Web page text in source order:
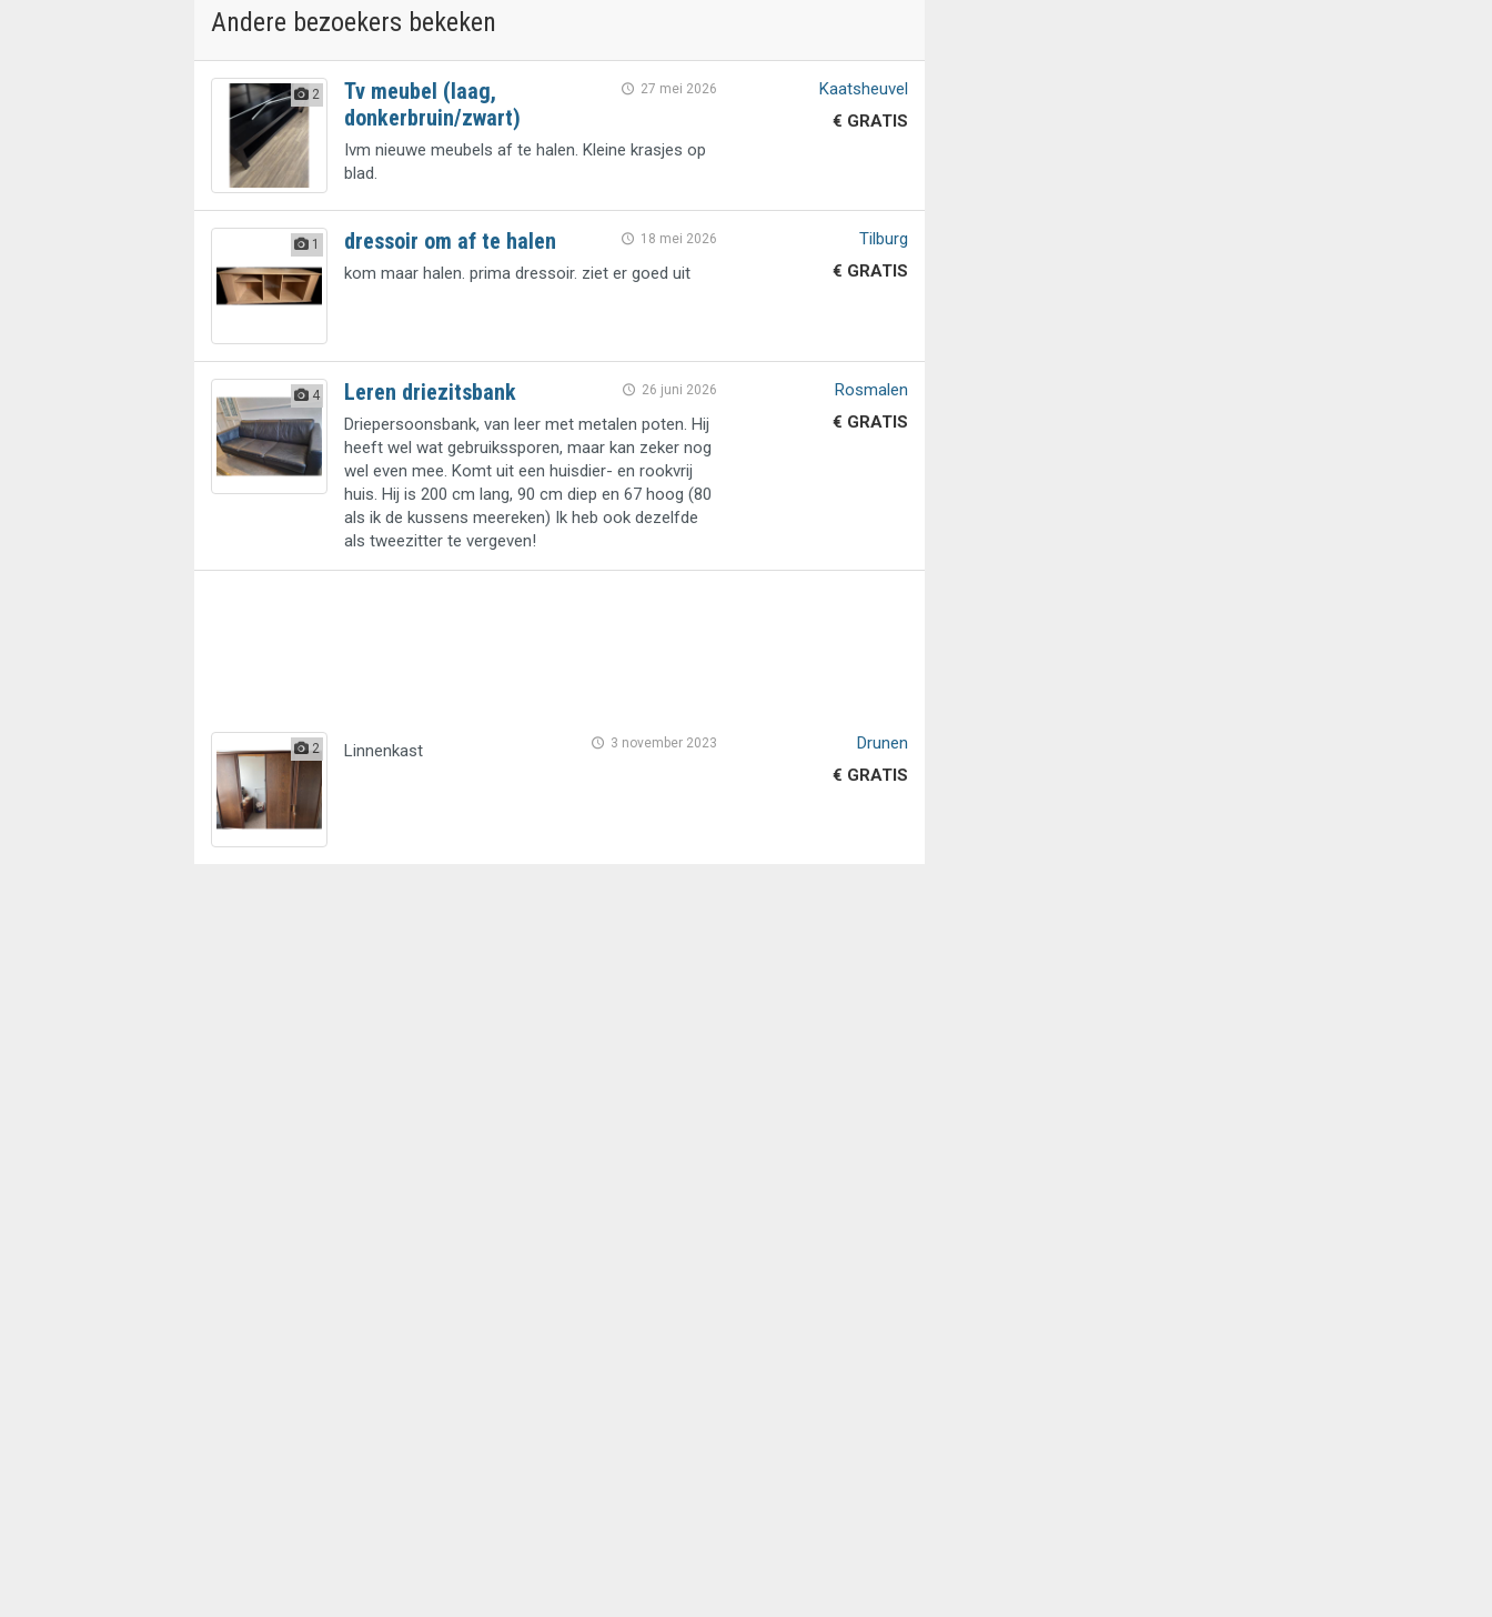
Andere bezoekers bekeken
2 27 mei 2026
Tv meubel (laag,
donkerbruin/zwart)
Ivm nieuwe meubels af te halen. Kleine krasjes op
blad.
Kaatsheuvel
€ GRATIS
1 18 mei 2026
dressoir om af te halen
kom maar halen. prima dressoir. ziet er goed uit
Tilburg
€ GRATIS
4 26 juni 2026
Leren driezitsbank
Driepersoonsbank, van leer met metalen poten. Hij
heeft wel wat gebruikssporen, maar kan zeker nog
wel even mee. Komt uit een huisdier- en rookvrij
huis. Hij is 200 cm lang, 90 cm diep en 67 hoog (80
als ik de kussens meereken) Ik heb ook dezelfde
als tweezitter te vergeven!
Rosmalen
€ GRATIS
2 3 november 2023
Linnenkast
Drunen
€ GRATIS